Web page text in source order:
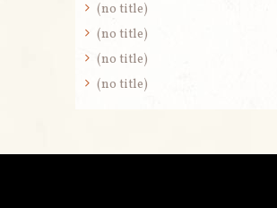
(no title)
(no title)
(no title)
(no title)